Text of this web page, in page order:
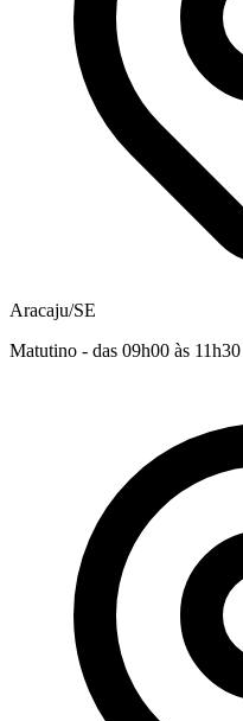
Aracaju/SE
Matutino - das 09h00 às 11h30